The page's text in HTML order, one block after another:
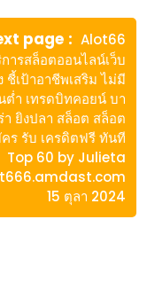
page
Next
post:
Alot66
ารสล็อตออนไลน์เว็บ
ชี้เป้าอาชีพเสริม ไม่มี
ต่ำ เทรดบิทคอยน์ บา
า ยิงปลา สล็อต สล็อต
ร รับ เครดิตฟรี ทันที
Top 60 by Julieta
15 ตุลา 2024